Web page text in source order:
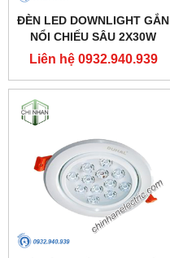
ĐÈN LED DOWNLIGHT GẮN
NỔI CHIẾU SÂU 2X30W
310X160 - DFB2301 -
Liên hệ 0932.940.939